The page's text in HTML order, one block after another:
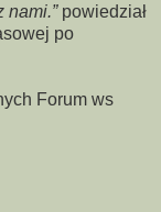
nami.”powiedział
po
Forum ws